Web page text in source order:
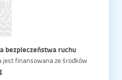
bezpieczeństwa ruchu
jest finansowana ze środków
.